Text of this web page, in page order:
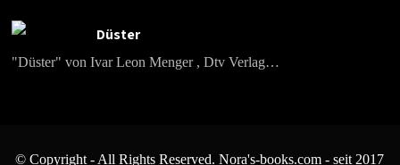
Düster
"Düster" von Ivar Leon Menger , Dtv Verlag…
© Copyright - All Rights Reserved. Nora's-books.com - seit 2017